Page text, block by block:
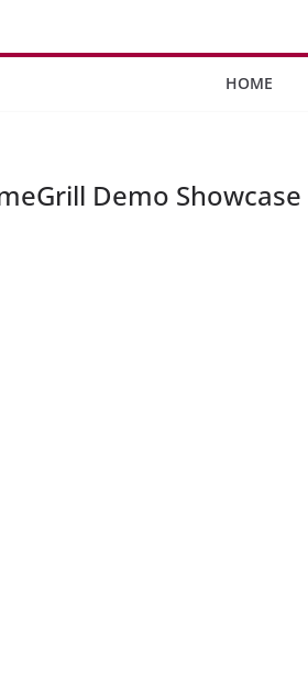
HOME
Demo Showcase